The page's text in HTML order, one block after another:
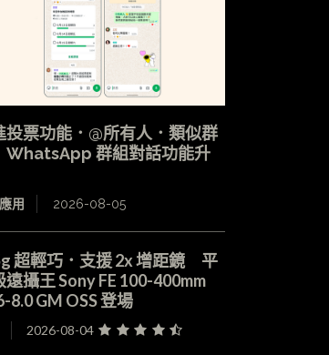
投票功能．@所有人．類似群
群組對話功能升
用 2026-08-05
超輕巧．支援 2x 增距鏡 平
遠攝王 Sony FE 100-400mm
8.0 GM OSS 登場
2026-08-04